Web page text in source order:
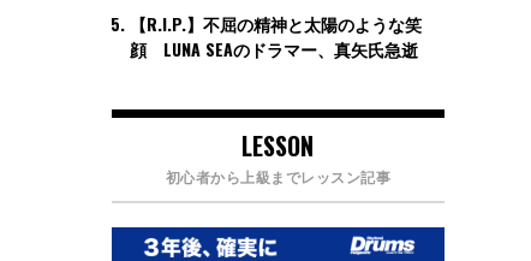
【R.I.P.】不屈の精神と太陽のような笑
顔 LUNA SEAのドラマー、真矢氏急逝
LESSON
初心者から上級までレッスン記事